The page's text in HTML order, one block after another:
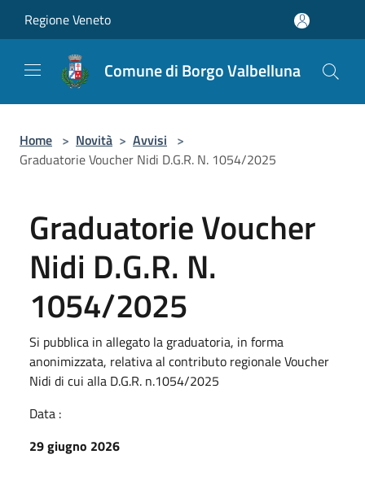
Regione Veneto
Comune di Borgo Valbelluna
Home > Novità > Avvisi >
Graduatorie Voucher Nidi D.G.R. N. 1054/2025
Graduatorie Voucher
Nidi D.G.R. N.
1054/2025
Si pubblica in allegato la graduatoria, in forma
anonimizzata, relativa al contributo regionale Voucher
Nidi di cui alla D.G.R. n.1054/2025
Data :
29 giugno 2026